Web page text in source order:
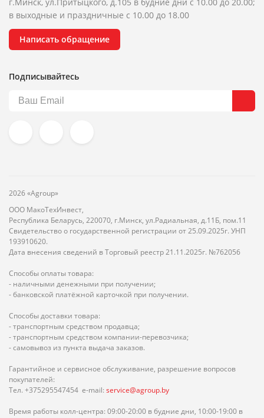
в выходные и праздничные с 10.00 до 18.00
Написать обращение
Подписывайтесь
2026 «Agroup»
ООО МакоТехИнвест,
Республика Беларусь, 220070, г.Минск, ул.Радиальная, д.11Б, пом.11
Свидетельство о государственной регистрации от 25.09.2025г. УНП
193910620.
Дата внесения сведений в Торговый реестр 21.11.2025г. №762056
Способы оплаты товара:
- наличными денежными при получении;
- банковской платёжной карточкой при получении.
Способы доставки товара:
- транспортным средством продавца;
- транспортным средством компании-перевозчика;
- самовывоз из пункта выдача заказов.
Гарантийное и сервисное обслуживание, разрешение вопросов
покупателей:
Тел. +375295547454 e-mail: service@agroup.by
Время работы колл-центра: 09:00-20:00 в будние дни, 10:00-19:00 в